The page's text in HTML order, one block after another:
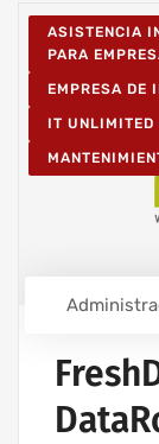
ASISTENCIA
PARA
EMPRESA DE
IT UNLIMITED